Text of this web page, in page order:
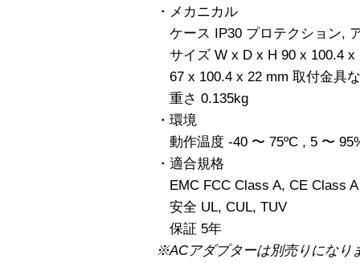
・メカニカル
ケース IP30 プロテクション,
サイズ W x D x H 90 x 100.4 x
67 x 100.4 x 22 mm 取付金具
重さ 0.135kg
・環境
動作温度 -40 〜 75ºC , 5 〜
・適合規格
EMC FCC Class A, CE Class A
安全 UL, CUL, TUV
保証 5年
※ACアダプターは別売りになり